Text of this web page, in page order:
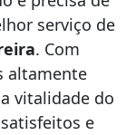
serviço de
. Com
altamente
vitalidade do
e